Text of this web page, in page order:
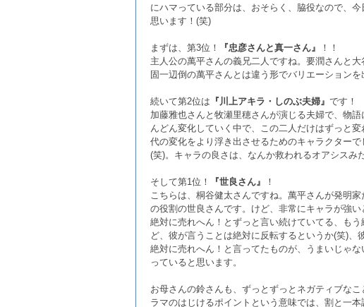
にハマっている部分は、おそらく、脇役なので、
思います！(笑)
まずは、第3位！ 『忠彦さんと真一さん』
！！
主人公の萬平さんの義兄二人ですね。要潤さんと
固一辺倒の萬平さんとは違う形でバリエーションを
続いて第2位は 『川上アキラ・しのぶ夫婦』 です！
加藤雅也さんと牧瀬里穂さんが演じる夫婦で、物
んどん変化していく中で、この二人だけはずっと
代の変化をより浮き出させるためのキャラクター
(笑)。キャラの良さは、なんか救われるオアシスみ
そして第1位！ 『世良さん』
！
こちらは、桐谷健太さんですね。萬平さんが発明
の役割の世良さんです。けど、非常にキャラが強
絶対に売れへん！とずっと言い続けていてる、も
ど、彼が言うことは絶対に反転するというか(笑)、
絶対に売れへん！と言ってたものが、うまいじゃ
っていると思います。
お母さんの鈴さんも、ずっとずっとネガティブな
ラマのはじけるポイントという意味では、割と一